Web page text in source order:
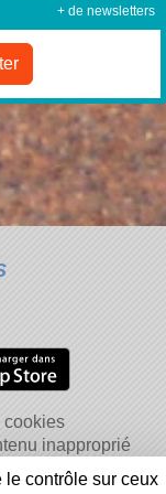
+ de newsletters
cookies
inapproprié
contrôle sur ceux